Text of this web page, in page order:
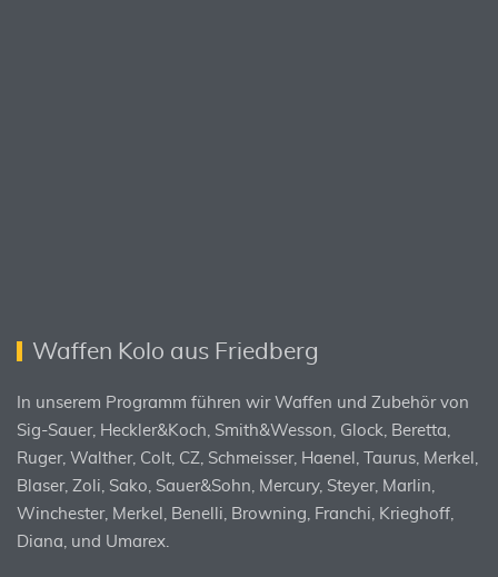
Waffen Kolo aus Friedberg
In unserem Programm führen wir Waffen und Zubehör von
Sig-Sauer, Heckler&Koch, Smith&Wesson, Glock, Beretta,
Ruger, Walther, Colt, CZ, Schmeisser, Haenel, Taurus, Merkel,
Blaser, Zoli, Sako, Sauer&Sohn, Mercury, Steyer, Marlin,
Winchester, Merkel, Benelli, Browning, Franchi, Krieghoff,
Diana, und Umarex.